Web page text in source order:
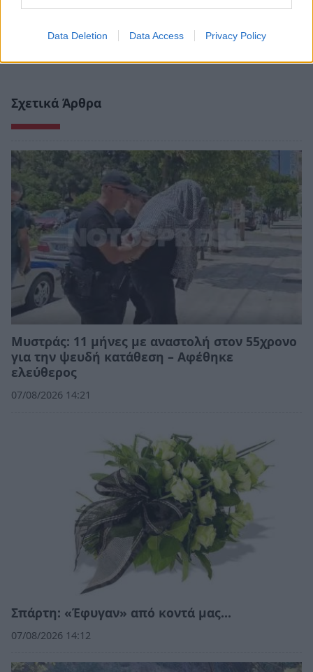
Data Deletion Data Access Privacy Policy
Σχετικά Άρθρα
Μυστράς: 11 μήνες με αναστολή στον 55χρονο
για την ψευδή κατάθεση – Αφέθηκε
ελεύθερος
07/08/2026 14:21
Σπάρτη: «Έφυγαν» από κοντά μας…
07/08/2026 14:12